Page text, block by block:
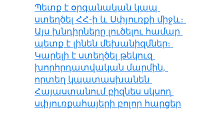
Պետք է օրգանական կապ
ստեղծել ՀՀ-ի և Սփյուռքի միջև։
Այս խնդիրները լուծելու համար
պետք է լինեն մեխանիզմներ։
Կարելի է ստեղծել թեկուզ
խորհրդատվական մարմին,
որտեղ կպատասխանեն
Հայաստանում բիզնես սկսող
սփյուռքահայերի բոլոր հարցեր